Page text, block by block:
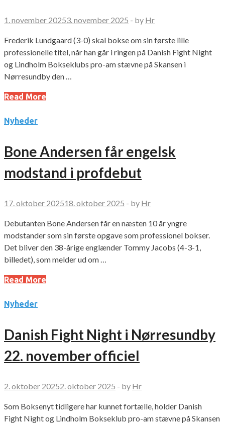
1. november 20253. november 2025 - by Hr
Frederik Lundgaard (3-0) skal bokse om sin første lille
professionelle titel, når han går i ringen på Danish Fight Night
og Lindholm Bokseklubs pro-am stævne på Skansen i
Nørresundby den …
Read More
Nyheder
Bone Andersen får engelsk
modstand i profdebut
17. oktober 202518. oktober 2025 - by Hr
Debutanten Bone Andersen får en næsten 10 år yngre
modstander som sin første opgave som professionel bokser.
Det bliver den 38-årige englænder Tommy Jacobs (4-3-1,
billedet), som melder ud om …
Read More
Nyheder
Danish Fight Night i Nørresundby
22. november officiel
2. oktober 20252. oktober 2025 - by Hr
Som Boksenyt tidligere har kunnet fortælle, holder Danish
Fight Night og Lindholm Bokseklub pro-am stævne på Skansen